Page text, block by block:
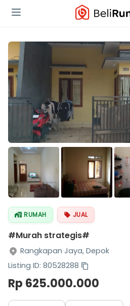
RUMAH JUAL
#Murah strategis#
Rangkapan Jaya, Depok
Listing ID: 80528288
Rp 625.000.000